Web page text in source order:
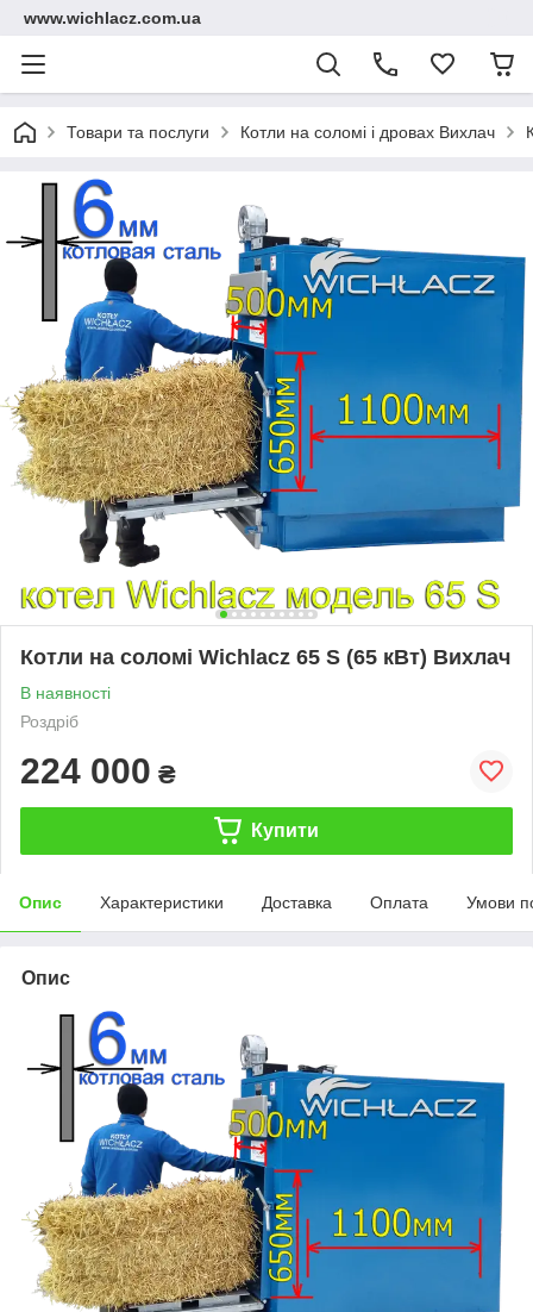
www.wichlacz.com.ua
Товари та послуги Котли на соломі і дровах Вихлач
Котли на соломі Wichlacz 65 S (65 кВт) Вихлач
В наявності
Роздріб
224 000 ₴
Купити
Опис Характеристики Доставка Оплата Умови
Опис